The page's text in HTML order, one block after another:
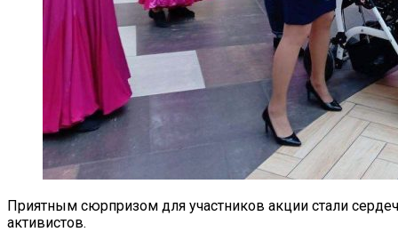
Приятным сюрпризом для участников акции стали
активистов.